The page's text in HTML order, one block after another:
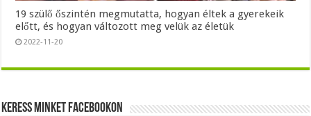
19 szülő őszintén megmutatta, hogyan éltek a gyerekeik
előtt, és hogyan változott meg velük az életük
2022-11-20
Keress minket Facebookon